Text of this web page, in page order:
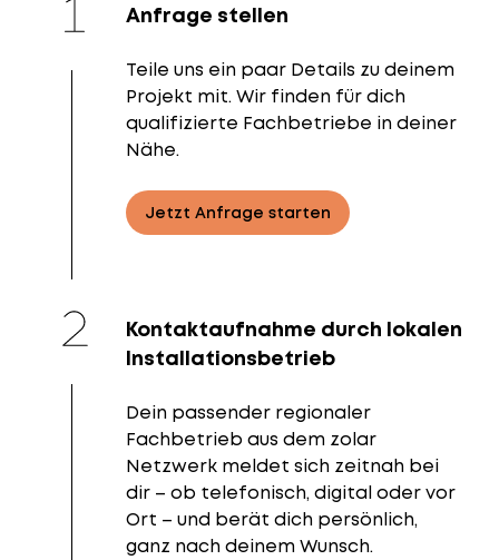
Anfrage stellen
Teile uns ein paar Details zu deinem
Projekt mit. Wir finden für dich
qualifizierte Fachbetriebe in deiner
Nähe.
Jetzt Anfrage starten
Kontaktaufnahme durch lokalen
Installationsbetrieb
Dein passender regionaler
Fachbetrieb aus dem zolar
Netzwerk meldet sich zeitnah bei
dir – ob telefonisch, digital oder vor
Ort – und berät dich persönlich,
ganz nach deinem Wunsch.